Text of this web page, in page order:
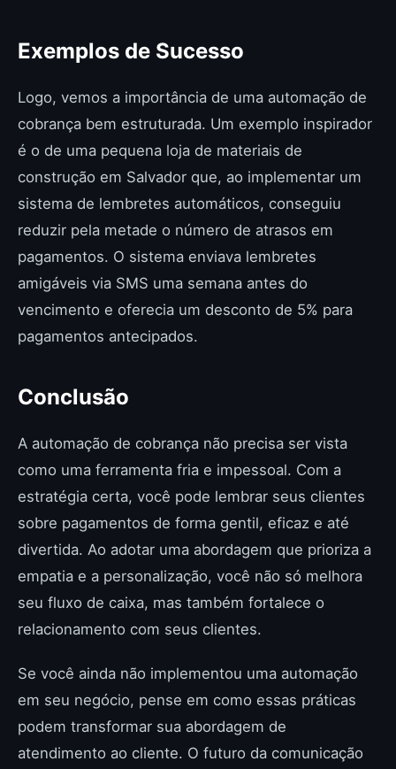
Exemplos de Sucesso
Logo, vemos a importância de uma automação de
cobrança bem estruturada. Um exemplo inspirador
é o de uma pequena loja de materiais de
construção em Salvador que, ao implementar um
sistema de lembretes automáticos, conseguiu
reduzir pela metade o número de atrasos em
pagamentos. O sistema enviava lembretes
amigáveis via SMS uma semana antes do
vencimento e oferecia um desconto de 5% para
pagamentos antecipados.
Conclusão
A automação de cobrança não precisa ser vista
como uma ferramenta fria e impessoal. Com a
estratégia certa, você pode lembrar seus clientes
sobre pagamentos de forma gentil, eficaz e até
divertida. Ao adotar uma abordagem que prioriza a
empatia e a personalização, você não só melhora
seu fluxo de caixa, mas também fortalece o
relacionamento com seus clientes.
Se você ainda não implementou uma automação
em seu negócio, pense em como essas práticas
podem transformar sua abordagem de
atendimento ao cliente. O futuro da comunicação